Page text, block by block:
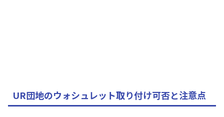
UR団地のウォシュレット取り付け可否と注意点